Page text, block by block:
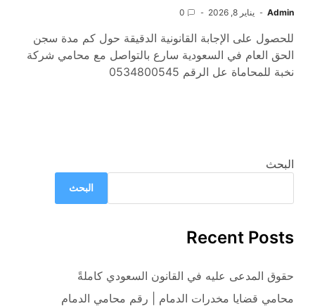
Admin يناير 8, 2026 0
للحصول على الإجابة القانونية الدقيقة حول كم مدة سجن
الحق العام في السعودية سارع بالتواصل مع محامي شركة
نخبة للمحاماة عل الرقم 0534800545
البحث
البحث
Recent Posts
حقوق المدعى عليه في القانون السعودي كاملةً
محامي قضايا مخدرات الدمام | رقم محامي الدمام